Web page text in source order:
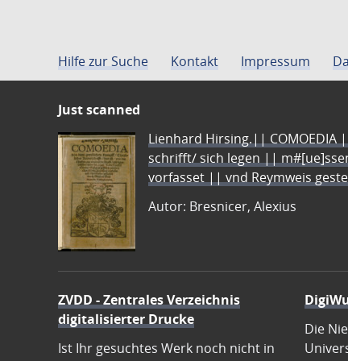
Hilfe zur Suche Kontakt Impressum
Just scanned
Lienhard Hirsing.||
schrifft/ sich legen ||
vorfasset || vnd Reymweis
Autor: Bresnicer, Alexius
ZVDD - Zentrales Verzeichnis
digitalisierter Drucke
Ist Ihr gesuchtes Werk noch nicht in
Die